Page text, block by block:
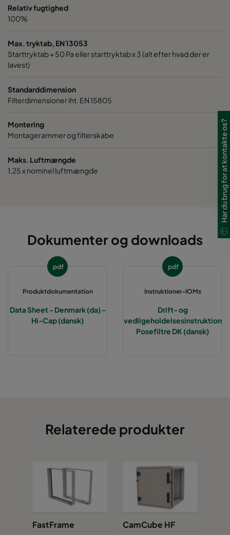
Relativ fugtighed
100%
Max. tryktab, EN 13053
Starttryktab + 50 Pa eller starttryktab x 3 (alt efter hvad der er
lavest)
Standarddimension
Filterdimensioner iht. EN 15805
Montering
Montagerammer og filterskabe
Maks. Luftmængde
1,25 x nominel luftmængde
Dokumenter og downloads
pdf
Produktdokumentation
Data Sheet - Denmark (da) -
Hi-Cap (dansk)
pdf
Instruktioner-IOMs
Drift- og
vedligeholdelsesinstruktion
Posefiltre DK (dansk)
Relaterede produkter
FastFrame CamCube HF
Har du brug for at kontakte os?